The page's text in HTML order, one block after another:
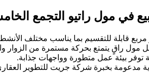
في مول راتيو التجمع
مول راقٍ يتمتع بحركة مستمرة من الزوار
توفر بيئة عمل متطورة وواجهات جذابة.
مدعومة بخبرة شركة جريت للتطوير